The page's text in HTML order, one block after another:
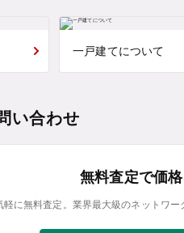
一戸建てについて
い合わせ
無料査定で価
軽に無料査定。業界最大級のネットワ